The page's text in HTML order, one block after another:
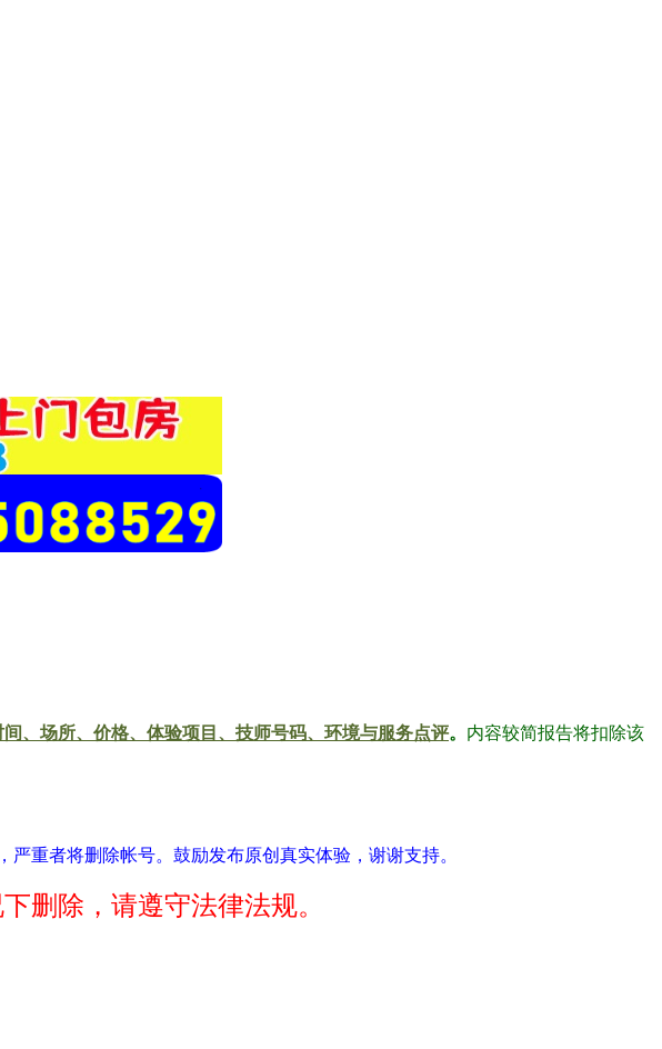
间、场所、价格、体验项目、技师号码、环境与服务点评。 内容较简报告将扣除该
严重者将删除帐号。鼓励发布原创真实体验，谢谢支持。
删除，请遵守法律法规。